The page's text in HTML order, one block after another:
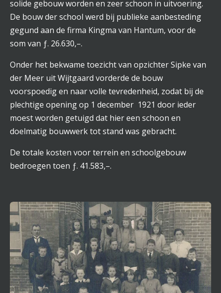
solide gebouw worden en zeer schoon in uitvoering.
De bouw der school werd bij publieke aanbesteding
gegund aan de firma Kingma van Hantum, voor de
som van ƒ. 26.630,–.
Onder het bekwame toezicht van opzichter Sipke van
der Meer uit Wijtgaard vorderde de bouw
voorspoedig en naar volle tevredenheid, zodat bij de
plechtige opening op 1 december 1921 door ieder
moest worden getuigd dat hier een schoon en
doelmatig bouwwerk tot stand was gebracht.
De totale kosten voor terrein en schoolgebouw
bedroegen toen ƒ. 41.583,–.